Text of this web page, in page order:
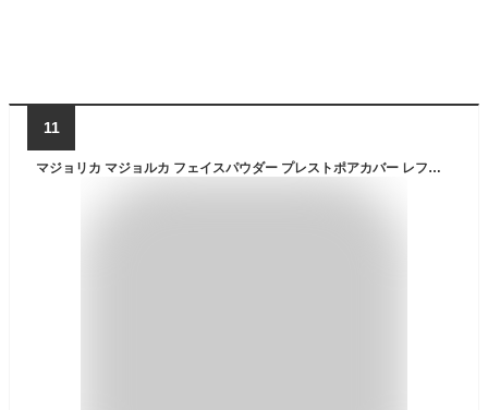
11
マジョリカ マジョルカ フェイスパウダー プレストポアカバー レフィル 10g プレストパウダー おしろい 固形タイプ 毛穴カバー ルーセント テカり・ベタつきをおさえる MAJOLICA MAJORCA